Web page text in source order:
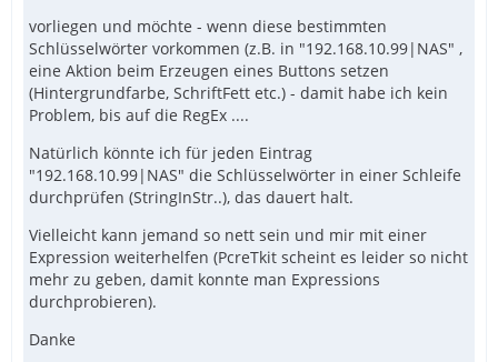
vorliegen und möchte - wenn diese bestimmten
Schlüsselwörter vorkommen (z.B. in "192.168.10.99|NAS" ,
eine Aktion beim Erzeugen eines Buttons setzen
(Hintergrundfarbe, SchriftFett etc.) - damit habe ich kein
Problem, bis auf die RegEx ....
Natürlich könnte ich für jeden Eintrag
"192.168.10.99|NAS" die Schlüsselwörter in einer Schleife
durchprüfen (StringInStr..), das dauert halt.
Vielleicht kann jemand so nett sein und mir mit einer
Expression weiterhelfen (PcreTkit scheint es leider so nicht
mehr zu geben, damit konnte man Expressions
durchprobieren).
Danke